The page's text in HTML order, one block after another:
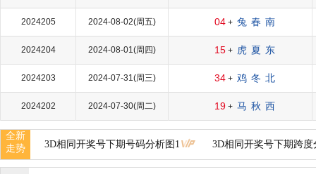
2024205 2024-08-02(周五) 04 + 兔 春 南
2024204 2024-08-01(周四) 15 + 虎 夏 东
2024203 2024-07-31(周三) 34 + 鸡 冬 北
2024202 2024-07-30(周二) 19 + 马 秋 西
全新
走势
3D相同开奖号下期号码分析图1 3D相同开奖号下期跨度